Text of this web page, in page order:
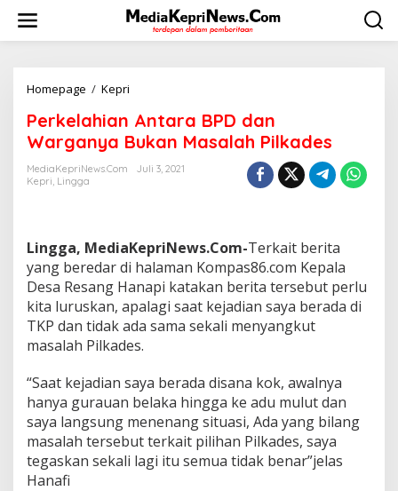
w
Homepage / Kepri
k
e
n
A
n
t
a
r
a
P
D
d
a
n
W
Perkelahian Antara BPD dan
Warganya Bukan Masalah Pilkades
MediaKepriNews.com
Juli 3, 2021
Kepri, Lingga
Lingga, MediaKepriNews.Com-Terkait berita
yang beredar di halaman Kompas86.com Kepala
Desa Resang Hanapi katakan berita tersebut perlu
kita luruskan, apalagi saat kejadian saya berada di
TKP dan tidak ada sama sekali menyangkut
masalah Pilkades.
“Saat kejadian saya berada disana kok, awalnya
hanya gurauan belaka hingga ke adu mulut dan
saya langsung menenang situasi, Ada yang bilang
masalah tersebut terkait pilihan Pilkades, saya
tegaskan sekali lagi itu semua tidak benar”jelas
Hanafi